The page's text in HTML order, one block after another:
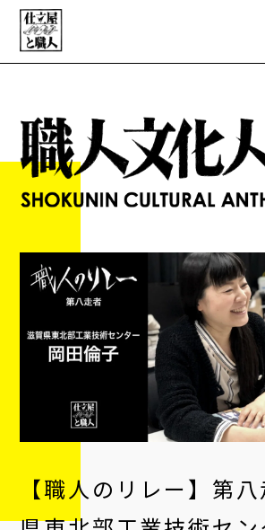
ABOUT
職人文化人類学
NEWS
EC STORE
CONTACT
【職人のリレー】第